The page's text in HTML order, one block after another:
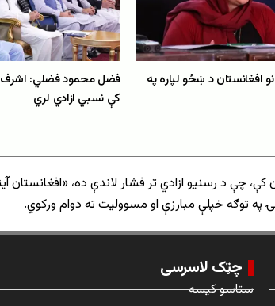
افغانستان د ښځو لپاره په
فضل محمود فضلي: اشرف
کې نسبي ازادي لري
کې، چې د رسنیو ازادي تر فشار لاندې ده، «افغانستان
په توګه خپلې مبارزې او مسوولیت ته دوام ورکوي.
چټک لاسرسی
ستاسو کیسه